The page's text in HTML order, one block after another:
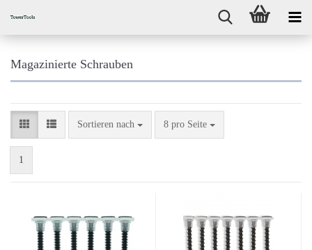
Magazinierte Schrauben
Sortieren nach
Sortieren nach 8 pro Seite
pro Seite
1